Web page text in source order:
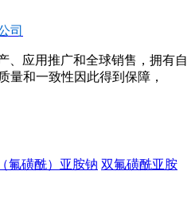
司
、应用推广和全球销售，拥有自
量和一致性因此得到保障，
氟磺酰）亚胺钠 双氟磺酰亚胺